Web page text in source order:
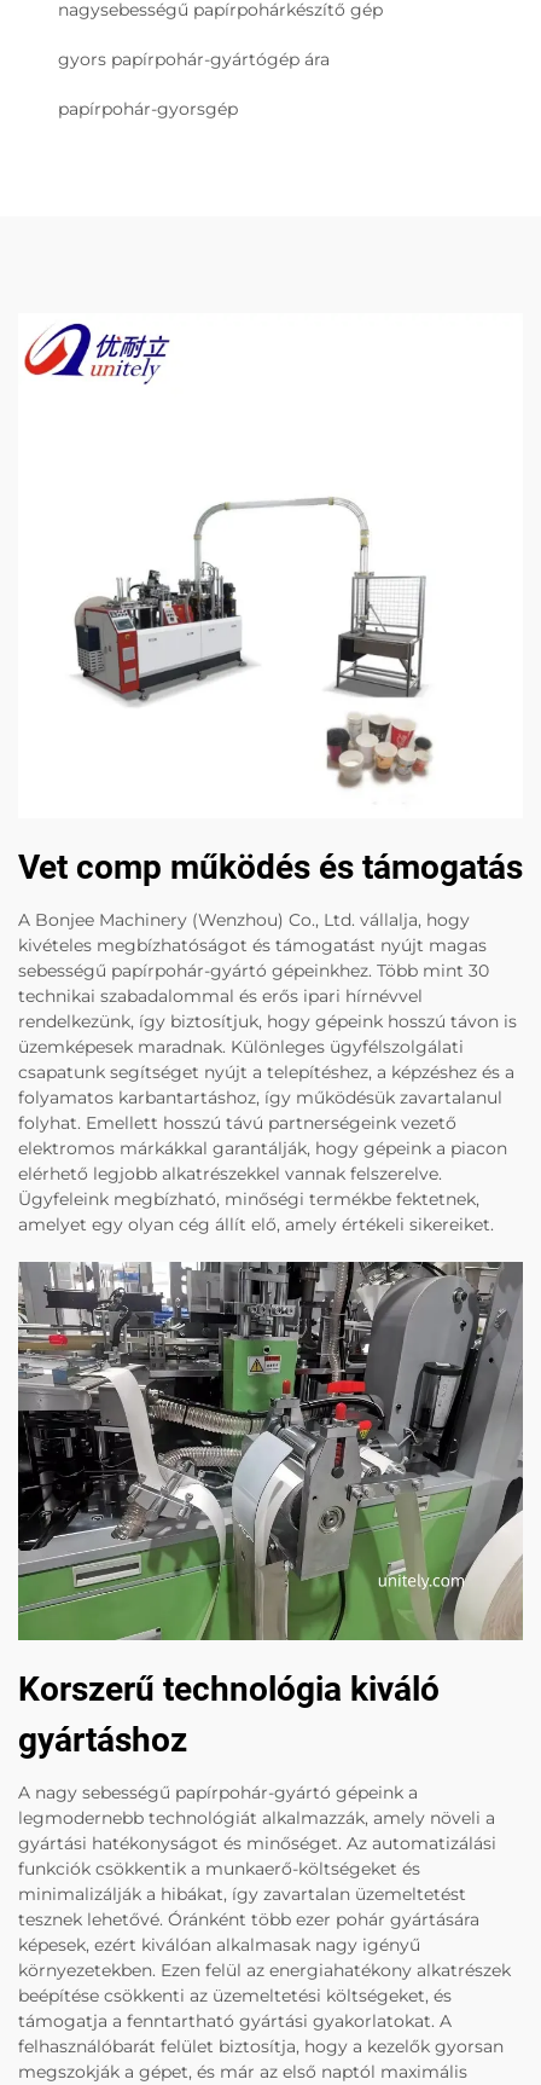
nagysebességű papírpohárkészítő gép
gyors papírpohár-gyártógép ára
papírpohár-gyorsgép
Vet comp működés és támogatás
A Bonjee Machinery (Wenzhou) Co., Ltd. vállalja, hogy
kivételes megbízhatóságot és támogatást nyújt magas
sebességű papírpohár-gyártó gépeinkhez. Több mint 30
technikai szabadalommal és erős ipari hírnévvel
rendelkezünk, így biztosítjuk, hogy gépeink hosszú távon is
üzemképesek maradnak. Különleges ügyfélszolgálati
csapatunk segítséget nyújt a telepítéshez, a képzéshez és a
folyamatos karbantartáshoz, így működésük zavartalanul
folyhat. Emellett hosszú távú partnerségeink vezető
elektromos márkákkal garantálják, hogy gépeink a piacon
elérhető legjobb alkatrészekkel vannak felszerelve.
Ügyfeleink megbízható, minőségi termékbe fektetnek,
amelyet egy olyan cég állít elő, amely értékeli sikereiket.
Korszerű technológia kiváló
gyártáshoz
A nagy sebességű papírpohár-gyártó gépeink a
legmodernebb technológiát alkalmazzák, amely növeli a
gyártási hatékonyságot és minőséget. Az automatizálási
funkciók csökkentik a munkaerő-költségeket és
minimalizálják a hibákat, így zavartalan üzemeltetést
tesznek lehetővé. Óránként több ezer pohár gyártására
képesek, ezért kiválóan alkalmasak nagy igényű
környezetekben. Ezen felül az energiahatékony alkatrészek
beépítése csökkenti az üzemeltetési költségeket, és
támogatja a fenntartható gyártási gyakorlatokat. A
felhasználóbarát felület biztosítja, hogy a kezelők gyorsan
megszokják a gépet, és már az első naptól maximális